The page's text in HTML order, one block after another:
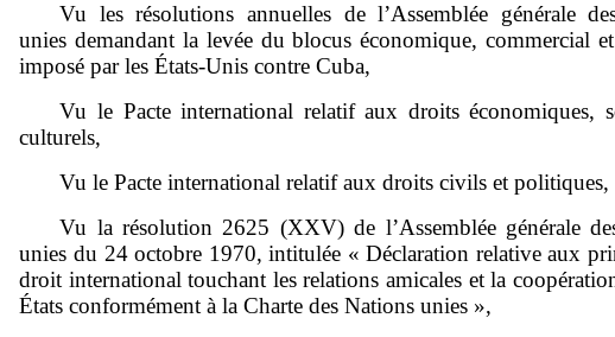
Vu les résolutions annuelles de l’Assemblée générale
unies demandant la levée du blocus économique, commercial
imposé par les États‑Unis contre Cuba,
Vu le Pacte international relatif aux droits économiques,
culturels,
Vu le Pacte international relatif aux droits civils et politiques,
Vu la résolution 2625 (XXV) de l’Assemblée générale
unies du 24 octobre 1970, intitulée « Déclaration relative aux
droit international touchant les relations amicales et la
États conformément à la Charte des Nations unies »,